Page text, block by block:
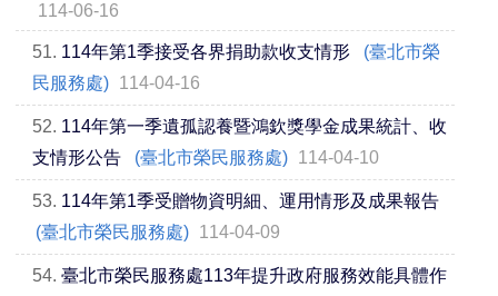
114-06-16
51. 114年第1季接受各界捐助款收支情形
(臺北市榮
民服務處) 114-04-16
52. 114年第一季遺孤認養暨鴻欽獎學金成果統計、收
支情形公告
(臺北市榮民服務處) 114-04-10
53. 114年第1季受贈物資明細、運用情形及成果報告
(臺北市榮民服務處) 114-04-09
54. 臺北市榮民服務處113年提升政府服務效能具體作